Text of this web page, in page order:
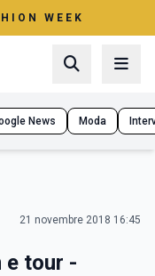
WEEK
News Moda
21 novembre 2018 16:45
e tour -